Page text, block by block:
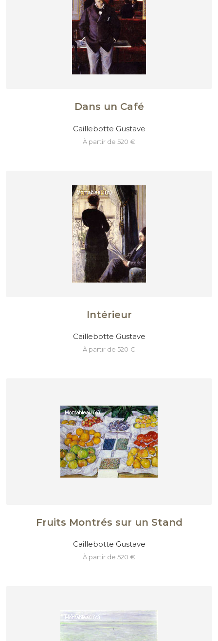
Dans un Café
Caillebotte Gustave
à partir de 520 €
Intérieur
Caillebotte Gustave
à partir de 520 €
Fruits Montrés sur un Stand
Caillebotte Gustave
à partir de 520 €